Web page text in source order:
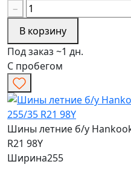
−
В корзину
Под заказ ~1 дн.
С пробегом
Шины летние б/у
R21 98Y
Ширина255